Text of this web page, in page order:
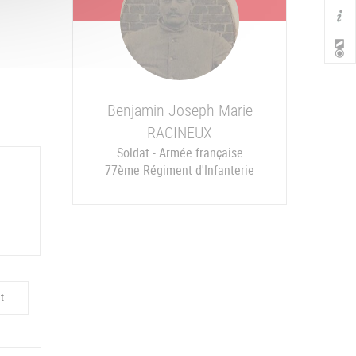
Monument aux Morts Sarzeau face (Morbihan)
Benjamin Joseph Marie
RACINEUX
Soldat - Armée française
77ème Régiment d'Infanterie